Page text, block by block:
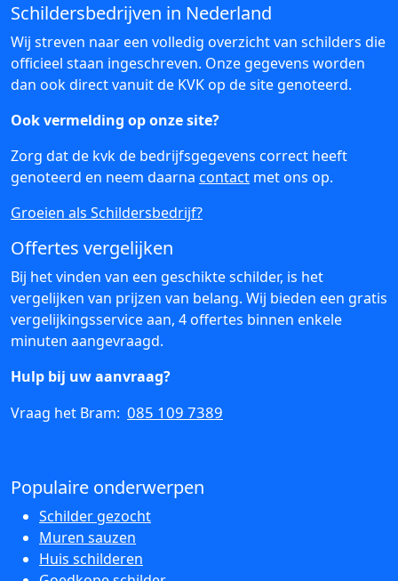
Schildersbedrijven in Nederland
Wij streven naar een volledig overzicht van schilders die
officieel staan ingeschreven. Onze gegevens worden
dan ook direct vanuit de KVK op de site genoteerd.
Ook vermelding op onze site?
Zorg dat de kvk de bedrijfsgegevens correct heeft
genoteerd en neem daarna contact met ons op.
Groeien als Schildersbedrijf?
Offertes vergelijken
Bij het vinden van een geschikte schilder, is het
vergelijken van prijzen van belang. Wij bieden een gratis
vergelijkingsservice aan, 4 offertes binnen enkele
minuten aangevraagd.
Hulp bij uw aanvraag?
Vraag het Bram: 085 109 7389
Populaire onderwerpen
Schilder gezocht
Muren sauzen
Huis schilderen